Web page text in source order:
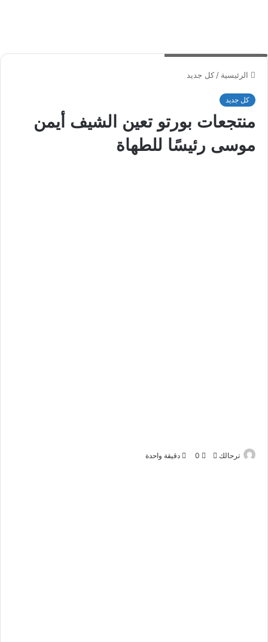
الرئيسية / كل جديد
كل جديد
منتجعات بورتو تعين الشيف أيمن
موسى رئيسًا للطهاة
ترحالك
أرسل0 دقيقة واحدة